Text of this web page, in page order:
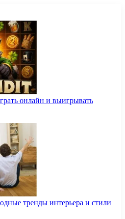
онлайн и выигрывать
тренды интерьера и стили